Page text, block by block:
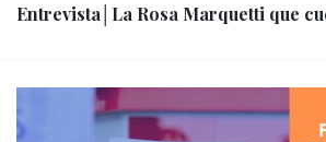
Entrevista│La Rosa Marquetti que